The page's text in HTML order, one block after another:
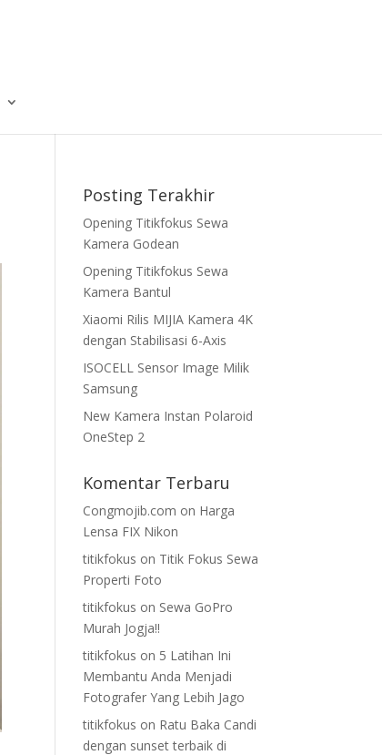
Posting Terakhir
Opening Titikfokus Sewa
Kamera Godean
Opening Titikfokus Sewa
Kamera Bantul
Xiaomi Rilis MIJIA Kamera 4K
dengan Stabilisasi 6-Axis
ISOCELL Sensor Image Milik
Samsung
New Kamera Instan Polaroid
OneStep 2
Komentar Terbaru
Congmojib.com on Harga
Lensa FIX Nikon
titikfokus on Titik Fokus Sewa
Properti Foto
titikfokus on Sewa GoPro
Murah Jogja!!
titikfokus on 5 Latihan Ini
Membantu Anda Menjadi
Fotografer Yang Lebih Jago
titikfokus on Ratu Baka Candi
dengan sunset terbaik di